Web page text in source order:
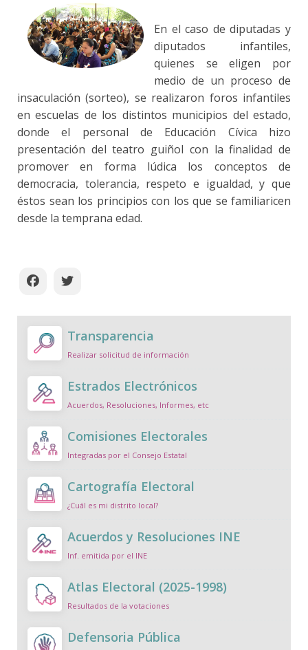
En el caso de diputadas y
diputados infantiles,
quienes se eligen por
medio de un proceso de
insaculación (sorteo), se realizaron foros infantiles
en escuelas de los distintos municipios del estado,
donde el personal de Educación Cívica hizo
presentación del teatro guiñol con la finalidad de
promover en forma lúdica los conceptos de
democracia, tolerancia, respeto e igualdad, y que
éstos sean los principios con los que se familiaricen
desde la temprana edad.
Transparencia
Realizar solicitud de información
Estrados Electrónicos
Acuerdos, Resoluciones, Informes, etc
Comisiones Electorales
Integradas por el Consejo Estatal
Cartografía Electoral
¿Cuál es mi distrito local?
Acuerdos y Resoluciones INE
Inf. emitida por el INE
Atlas Electoral (2025-1998)
Resultados de la votaciones
Defensoria Pública